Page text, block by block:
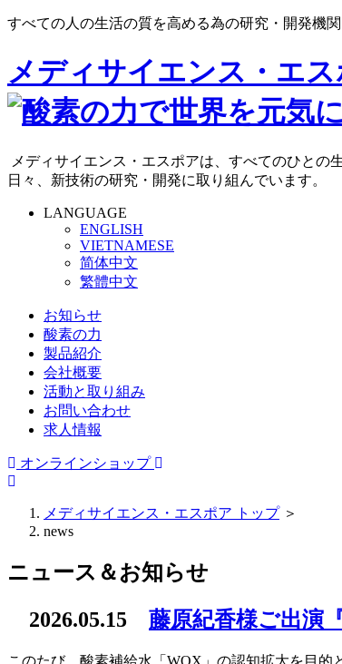
すべての人の生活の質を高める為の研究・開発機関
メディサイエンス・エ
メディサイエンス・エスポアは、すべてのひとの
日々、新技術の研究・開発に取り組んでいます。
LANGUAGE
ENGLISH
VIETNAMESE
简体中文
繁體中文
お知らせ
酸素の力
製品紹介
会社概要
活動と取り組み
お問い合わせ
求人情報
オンラインショップ
メディサイエンス・エスポア トップ＞
news
ニュース＆お知らせ
2026.05.15 藤原紀香様ご出演
このたび、酸素補給水「WOX」の認知拡大を目